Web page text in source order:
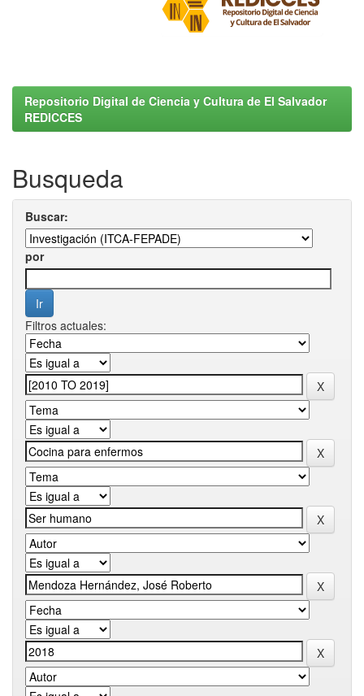
Repositorio Digital de Ciencia y Cultura de El Salvador
REDICCES
Busqueda
Buscar:
por
Filtros actuales: